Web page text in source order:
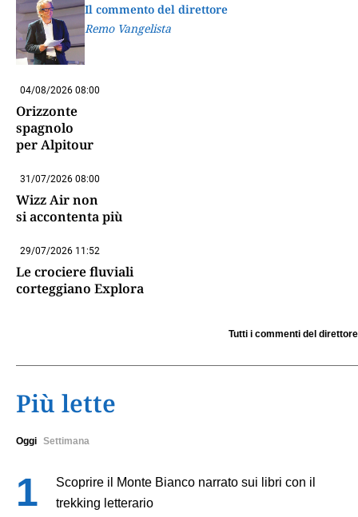
Il commento del direttore
Remo Vangelista
04/08/2026 08:00
Orizzonte
spagnolo
per Alpitour
31/07/2026 08:00
Wizz Air non
si accontenta più
29/07/2026 11:52
Le crociere fluviali
corteggiano Explora
Tutti i commenti del direttore
Più lette
Oggi Settimana
Scoprire il Monte Bianco narrato sui libri con il
trekking letterario